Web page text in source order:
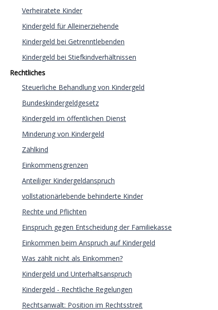
Verheiratete Kinder
Kindergeld für Alleinerziehende
Kindergeld bei Getrenntlebenden
Kindergeld bei Stiefkindverhältnissen
Rechtliches
Steuerliche Behandlung von Kindergeld
Bundeskindergeldgesetz
Kindergeld im öffentlichen Dienst
Minderung von Kindergeld
Zählkind
Einkommensgrenzen
Anteiliger Kindergeldanspruch
vollstationärlebende behinderte Kinder
Rechte und Pflichten
Einspruch gegen Entscheidung der Familiekasse
Einkommen beim Anspruch auf Kindergeld
Was zählt nicht als Einkommen?
Kindergeld und Unterhaltsanspruch
Kindergeld - Rechtliche Regelungen
Rechtsanwalt: Position im Rechtsstreit